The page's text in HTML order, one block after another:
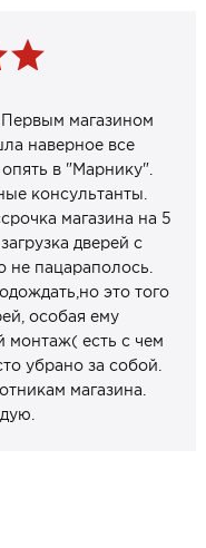
магазином
наверное все
в "Марнику".
консультанты.
магазина на 5
дверей с
не пацараполось.
это того
особая ему
монтаж( есть с чем
убрано за собой.
магазина.